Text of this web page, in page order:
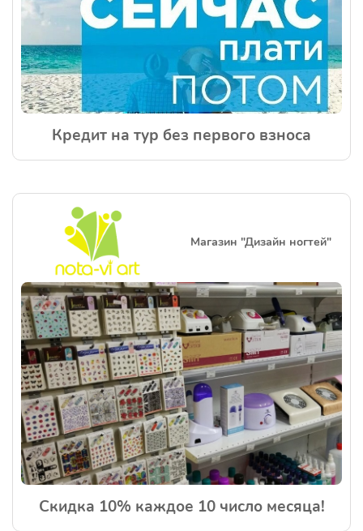
Кредит на тур без первого взноса
Магазин "Дизайн ногтей"
Скидка 10% каждое 10 число месяца!